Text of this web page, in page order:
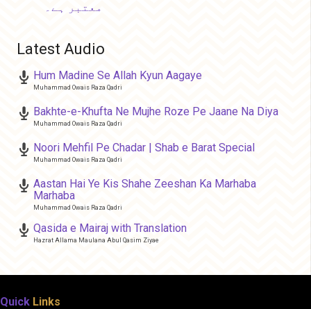
معتبر ہے۔
Latest Audio
Hum Madine Se Allah Kyun Aagaye
Muhammad Owais Raza Qadri
Bakhte-e-Khufta Ne Mujhe Roze Pe Jaane Na Diya
Muhammad Owais Raza Qadri
Noori Mehfil Pe Chadar | Shab e Barat Special
Muhammad Owais Raza Qadri
Aastan Hai Ye Kis Shahe Zeeshan Ka Marhaba
Marhaba
Muhammad Owais Raza Qadri
Qasida e Mairaj with Translation
Hazrat Allama Maulana Abul Qasim Ziyae
Quick Links